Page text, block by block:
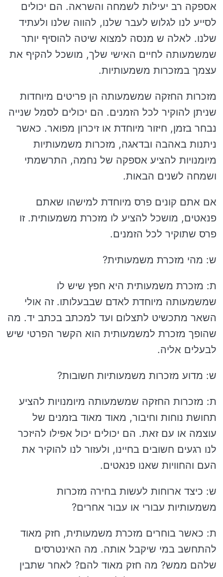
אספקה רב יעילות לשמחה והשראה. הם יכולים
לסייע לנו לגלוש לעבר שלנו, להווה שלנו ולעתיד
שלנו. לאלה ש מנסה למצוא שיטה להוסיף יותר
שמשמעותה לחיים האישי שלך, מושכל להקיף את
עצמך במזכרות משמעותיות.
מזכרות החזקה שמשמעותה הן פריטים מיוחדות
שניתן להוקיר לכל הזמנים. הם יכולים לסמל שנייה
נבחר בזמן, חיזור מיוחדת או זיכרון מפואר. כאשר
ניתנות באהבה ובדאגה, מזכרות משמעותיות
מיומנויות להציע אספקה של נחמה, התרשמתי
ושמחה לשנים הבאות.
אם אתם קונים פרס מיוחדת למישהו שאתם
פנאטים, מושכל להציע לו מזכרת משמעותית. זו
פרס שתוקיר לכל הזמנים.
ש: מהי מזכרת משמעותית?
ת: מזכרת משמעותית היא חפץ שיש לו
שמשמעותה מיוחדת לאדם שבבעלותו. זה אולי
השאר מתכשיט לתצלום ועד למכתב בכתב יד. מה
שהופך מזכרת למשמעותית הוא הקשר הפרטי שיש
לבעלים אליה.
ש: מדוע מזכרות משמעותיות חשובות?
ת: מזכרות החזקה שמשמעותה מיומנויות להציע
תחושת נוחות וחיבור, מאוד מאוד בזמנים של
עוצמה או עם זאת. הם יכולים יכול אפילו להיזכר
לנו רגעים חשובים בחיינו, ולעזור לנו להוקיר את
העם והחוויות שאנו פנאטים.
ש: כיצד ארוחות לעשות בחירה מזכרות
משמעותיות עבורי או עבור אחרים?
ת: כאשר בוחרים מזכרת משמעותית, חזק מאוד
להתחשב במי שיקבל אותה. מה האינטרסים
שלהם ממש? מה חזק מאוד להם? לאחר שתבין